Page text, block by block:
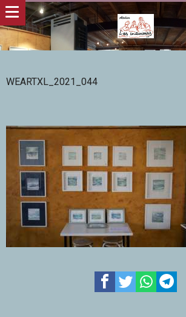
WEARTXL_2021_044